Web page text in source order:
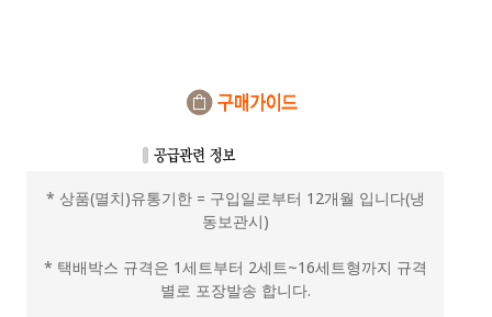
* 상품(멸치)유통기한 = 구입일로부터 12개월 입니다(냉
동보관시)
* 택배박스 규격은 1세트부터 2세트~16세트형까지 규격
별로 포장발송 합니다.